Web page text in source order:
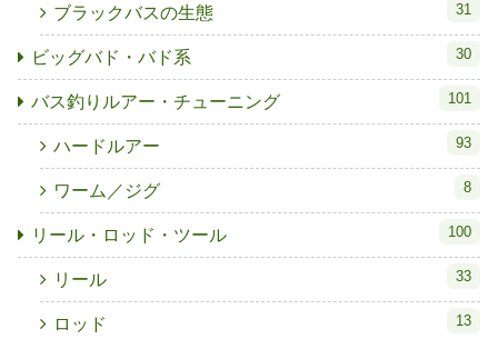
ブラックバスの生態 31
ビッグバド・バド系 30
バス釣りルアー・チューニング 101
ハードルアー 93
ワーム／ジグ 8
リール・ロッド・ツール 100
リール 33
ロッド 13